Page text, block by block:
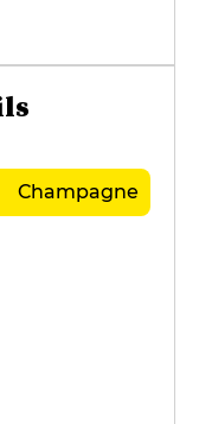
Champagne